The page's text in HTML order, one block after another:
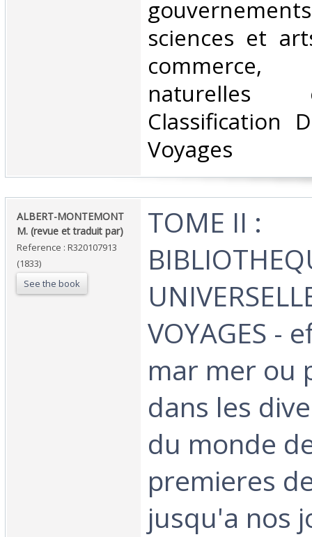
sciences et
commerce,
Classification
Voyages‎
‎ALBERT-MONTEMONT
M. (revue et traduit par)‎
Reference : R320107913
(1833)
See the book
‎TOME II :
VOYAGES -
mar mer ou
dans les
du monde
premieres
jusqu'a nos